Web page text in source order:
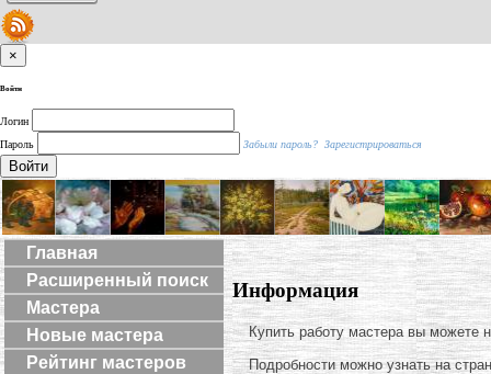
×
Войти
Логин
Пароль
Забыли пароль? Зарегистрироваться
Войти
Главная
Расширенный поиск
Мастера
Новые мастера
Рейтинг мастеров
Информация
Купить работу мастера вы можете
Подробности можно узнать на